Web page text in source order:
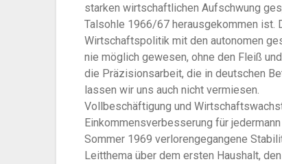
starken wirtschaftlichen Aufschwung
Talsohle 1966/67 herausgekommen ist.
Wirtschaftspolitik mit den autonomen
nie möglich gewesen, ohne den Fleiß
die Präzisionsarbeit, die in deutschen
lassen wir uns auch nicht vermiesen.
Vollbeschäftigung und
Einkommensverbesserung für
Sommer 1969 verlorengegangene
Leitthema über dem ersten Haushalt,